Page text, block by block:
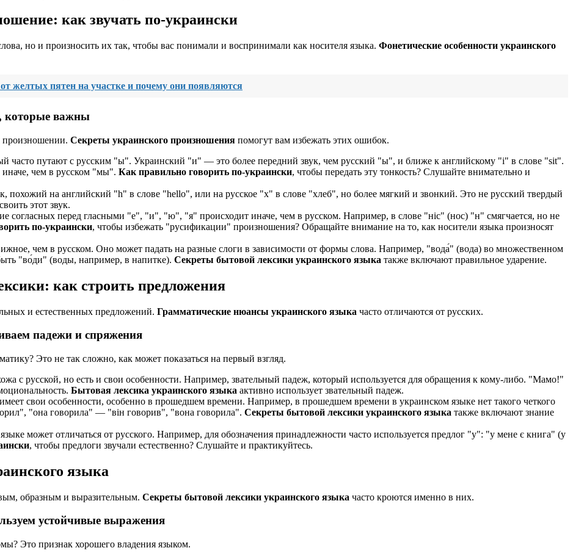
как звучать по-украински
но и произносить их так, чтобы вас понимали и воспринимали как носителя языка. Фонетические особенности украинского
желтых пятен на участке и почему они появляются
которые важны
произношении. Секреты украинского произношения помогут вам избежать этих ошибок.
часто путают с русским "ы". Украинский "и" — это более передний звук, чем русский "ы", и ближе к английскому "i" в слове "sit".
чем в русском "мы". Как правильно говорить по-украински, чтобы передать эту тонкость? Слушайте внимательно и
похожий на английский "h" в слове "hello", или на русское "х" в слове "хлеб", но более мягкий и звонкий. Это не русский твердый
этот звук.
согласных перед гласными "е", "и", "ю", "я" происходит иначе, чем в русском. Например, в слове "ніс" (нос) "н" смягчается, но не
по-украински, чтобы избежать "русификации" произношения? Обращайте внимание на то, как носители языка произносят
чем в русском. Оно может падать на разные слоги в зависимости от формы слова. Например, "вода́" (вода) во множественном
"во́ди" (воды, например, в напитке). Секреты бытовой лексики украинского языка также включают правильное ударение.
как строить предложения
и естественных предложений. Грамматические нюансы украинского языка часто отличаются от русских.
падежи и спряжения
Это не так сложно, как может показаться на первый взгляд.
с русской, но есть и свои особенности. Например, звательный падеж, который используется для обращения к кому-либо. "Мамо!"
Бытовая лексика украинского языка активно использует звательный падеж.
свои особенности, особенно в прошедшем времени. Например, в прошедшем времени в украинском языке нет такого четкого
"она говорила" — "він говорив", "вона говорила". Секреты бытовой лексики украинского языка также включают знание
может отличаться от русского. Например, для обозначения принадлежности часто используется предлог "у": "у мене є книга" (у
, чтобы предлоги звучали естественно? Слушайте и практикуйтесь.
языка
образным и выразительным. Секреты бытовой лексики украинского языка часто кроются именно в них.
устойчивые выражения
Это признак хорошего владения языком.